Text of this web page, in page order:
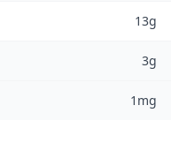
13g
3g
1mg